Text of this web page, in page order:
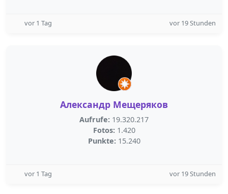
vor 1 Tag vor 19 Stunden
Александр Мещеряков
Aufrufe: 19.320.217
Fotos: 1.420
Punkte: 15.240
vor 1 Tag vor 19 Stunden